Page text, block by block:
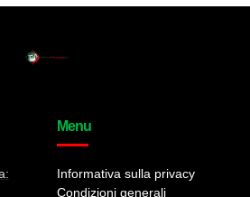
Menu
Informativa sulla privacy
Condizioni generali